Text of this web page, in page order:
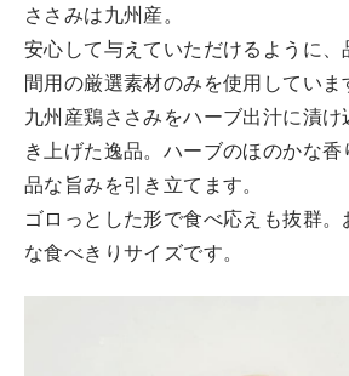
ささみは九州産。
安心して与えていただけるように、
間用の厳選素材のみを使用していま
九州産鶏ささみをハーブ出汁に漬け
き上げた逸品。ハーブのほのかな香
品な旨みを引き立てます。
ゴロっとした形で食べ応えも抜群。
な食べきりサイズです。